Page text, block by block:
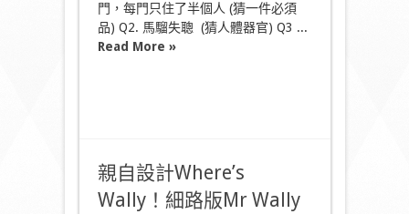
門，每門只住了半個人 (猜一件必須
品) Q2. 馬騮失聰 (猜人體器官) Q3 ...
Read More »
親自設計Where’s
Wally！細路版Mr Wally